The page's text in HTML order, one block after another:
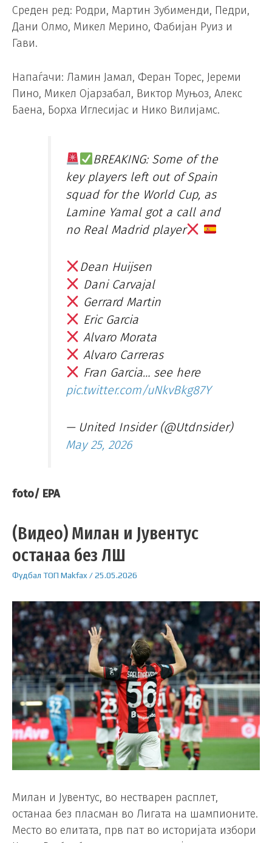
Среден ред: Родри, Мартин Зубименди, Педри,
Дани Олмо, Микел Мерино, Фабијан Руиз и
Гави.
Напаѓачи: Ламин Јамал, Феран Торес, Јереми
Пино, Микел Ојарзабал, Виктор Муњоз, Алекс
Баена, Борха Иглесијас и Нико Вилијамс.
BREAKING: Some of the
key players left out of Spain
squad for the World Cup, as
Lamine Yamal got a call and
no Real Madrid player
Dean Huijsen
Dani Carvajal
Gerrard Martin
Eric Garcia
Alvaro Morata
Alvaro Carreras
Fran Garcia… see here
pic.twitter.com/uNkvBkg87Y
— United Insider (@Utdnsider)
May 25, 2026
foto/ EPA
(Видео) Милан и Јувентус
останаа без ЛШ
Фудбал ТОП Makfax /25.05.2026
Милан и Јувентус, во нестварен расплет,
останаа без пласман во Лигата на шампионите.
Место во елитата, прв пат во историјата избори